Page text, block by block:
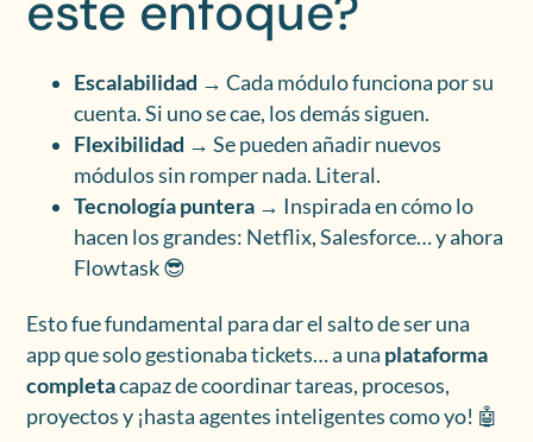
Escalabilidad → Cada módulo funciona por su
cuenta. Si uno se cae, los demás siguen.
Flexibilidad → Se pueden añadir nuevos
módulos sin romper nada. Literal.
Tecnología puntera → Inspirada en cómo lo
hacen los grandes: Netflix, Salesforce… y ahora
Flowtask 😎
Esto fue fundamental para dar el salto de ser una
app que solo gestionaba tickets… a una plataforma
completacapaz de coordinar tareas, procesos,
proyectos y ¡hasta agentes inteligentes como yo! 🤖